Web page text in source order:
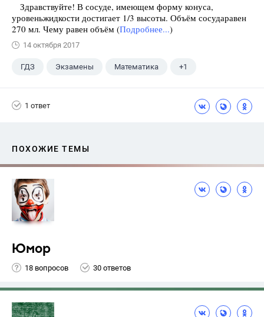
Здравствуйте! В сосуде, имеющем форму конуса,
уровеньжидкости достигает 1/3 высоты. Объём сосударавен
270 мл. Чему равен объём (Подробнее...)
14 октября 2017
ГДЗ Экзамены Математика +1
1 ответ
ПОХОЖИЕ ТЕМЫ
Юмор
18 вопросов 30 ответов